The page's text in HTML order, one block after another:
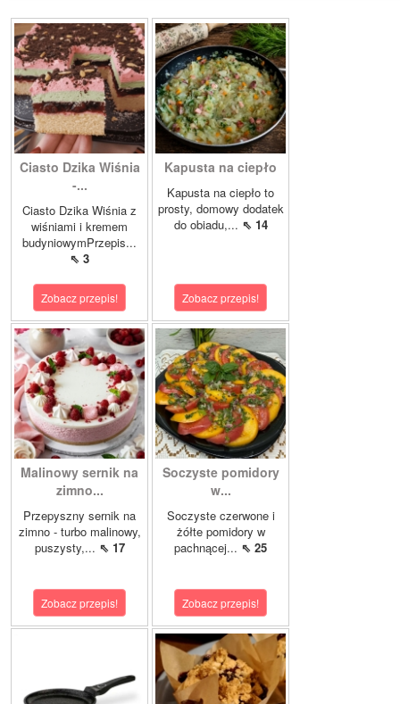
Ciasto Dzika Wiśnia
-...
Ciasto Dzika Wiśnia z
wiśniami i kremem
budyniowymPrzepis...
⇖ 3
Zobacz przepis!
Kapusta na ciepło
Kapusta na ciepło to
prosty, domowy dodatek
do obiadu,... ⇖ 14
Zobacz przepis!
Malinowy sernik na
zimno...
Przepyszny sernik na
zimno - turbo malinowy,
puszysty,... ⇖ 17
Zobacz przepis!
Soczyste pomidory
w...
Soczyste czerwone i
żółte pomidory w
pachnącej... ⇖ 25
Zobacz przepis!